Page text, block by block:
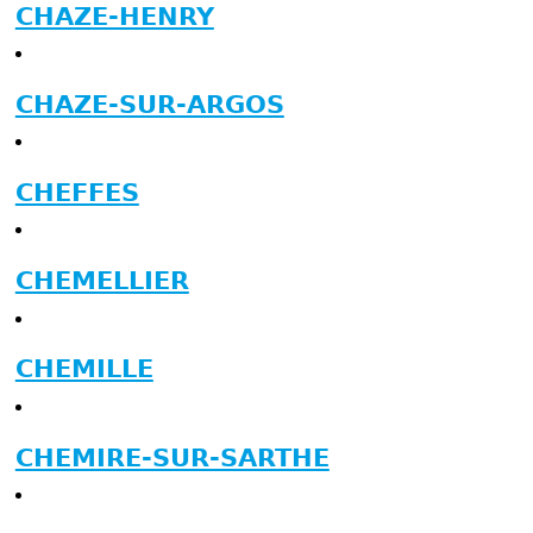
CHAZE-HENRY
CHAZE-SUR-ARGOS
CHEFFES
CHEMELLIER
CHEMILLE
CHEMIRE-SUR-SARTHE